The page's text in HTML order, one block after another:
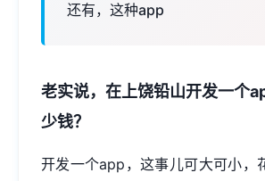
还有，这种app
老实说，在上饶铅山开发一个
少钱？
开发一个app，这事儿可大可小，